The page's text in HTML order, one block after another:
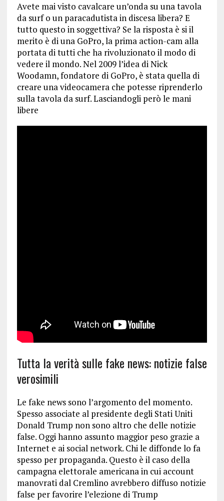
Avete mai visto cavalcare un’onda su una tavola
da surf o un paracadutista in discesa libera? E
tutto questo in soggettiva? Se la risposta è si il
merito è di una GoPro, la prima action-cam alla
portata di tutti che ha rivoluzionato il modo di
vedere il mondo. Nel 2009 l’idea di Nick
Woodamn, fondatore di GoPro, è stata quella di
creare una videocamera che potesse riprenderlo
sulla tavola da surf. Lasciandogli però le mani
libere
Tutta la verità sulle fake news: notizie false
verosimili
Le fake news sono l’argomento del momento.
Spesso associate al presidente degli Stati Uniti
Donald Trump non sono altro che delle notizie
false. Oggi hanno assunto maggior peso grazie a
Internet e ai social network. Chi le diffonde lo fa
spesso per propaganda. Questo è il caso della
campagna elettorale americana in cui account
manovrati dal Cremlino avrebbero diffuso notizie
false per favorire l’elezione di Trump